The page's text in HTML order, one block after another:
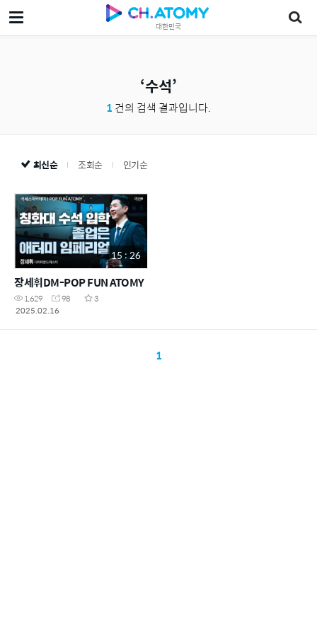
대한민국
수석
1 건의 검색 결과입니다.
최신순 조회순 인기순
15 : 26
장세휘DM-POP FUN ATOMY
1,629 98
3
2025.02.16
1